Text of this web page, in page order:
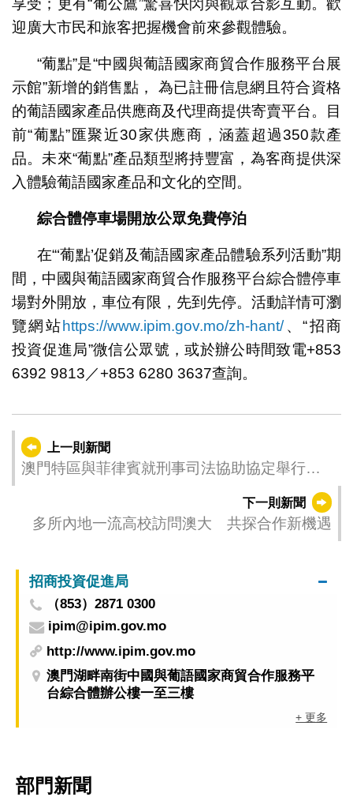
享受；更有“葡公鷹”驚喜快閃與觀眾合影互動。歡
迎廣大市民和旅客把握機會前來參觀體驗。
“葡點”是“中國與葡語國家商貿合作服務平台展
示館”新增的銷售點， 為已註冊信息網且符合資格
的葡語國家產品供應商及代理商提供寄賣平台。目
前“葡點”匯聚近30家供應商，涵蓋超過350款產
品。未來“葡點”產品類型將持豐富，為客商提供深
入體驗葡語國家產品和文化的空間。
綜合體停車場開放公眾免費停泊
在“‘葡點’促銷及葡語國家產品體驗系列活動”期
間，中國與葡語國家商貿合作服務平台綜合體停車
場對外開放，車位有限，先到先停。活動詳情可瀏
覽網站 https://www.ipim.gov.mo/zh-hant/、“招商
投資促進局”微信公眾號，或於辦公時間致電+853
6392 9813／+853 6280 3637查詢。
上一則新聞
澳門特區與菲律賓就刑事司法協助協定舉行首
下一則新聞
多所內地一流高校訪問澳大 共探合作新機遇
招商投資促進局
（853）2871 0300
ipim@ipim.gov.mo
http://www.ipim.gov.mo
澳門湖畔南街中國與葡語國家商貿合作服務平
台綜合體辦公樓一至三樓
+ 更多
部門新聞